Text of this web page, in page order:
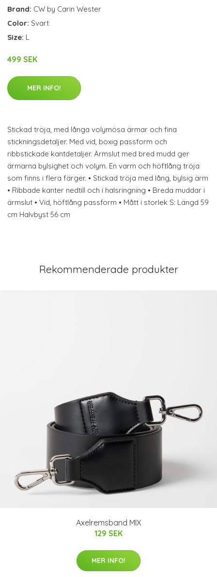
Brand: CW by Carin Wester
Color: Svart
Size: L
499 SEK
MER INFO!
Stickad tröja, med långa volymösa ärmar och fina
stickningsdetaljer. Med vid, boxig passform och
ribbstickade kantdetaljer. Ärmslut med bred mudd ger
ärmarna bylsighet och volym. En varm och höftlång tröja
som finns i flera färger. • Stickad tröja med lång, bylsig ärm
• Ribbade kanter nedtill och i halsringning • Breda muddar i
ärmslut • Vid, höftlång passform • Mått i storlek S: Längd 59
cm Halvbyst 56 cm
Rekommenderade produkter
Axelremsband MIX
129 SEK
MER INFO!